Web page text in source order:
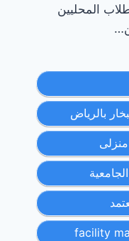
المحليين
بالرياض
facility